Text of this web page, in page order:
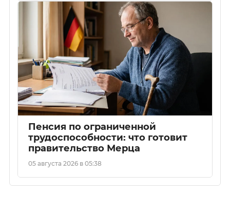
Пенсия по ограниченной
трудоспособности: что готовит
правительство Мерца
05 августа 2026 в 05:38